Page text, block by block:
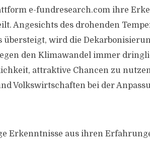
e-fundresearch.com ihre
Angesichts des drohenden
übersteigt, wird die
den Klimawandel immer
attraktive Chancen zu
Volkswirtschaften bei der
Erkenntnisse aus ihren